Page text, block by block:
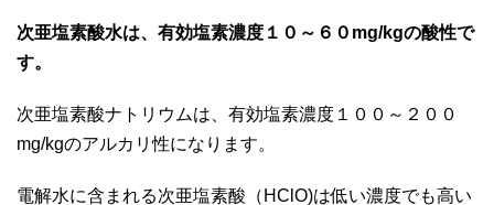
次亜塩素酸水は、有効塩素濃度１０～６０mg/kgの酸性で
す。
次亜塩素酸ナトリウムは、有効塩素濃度１００～２００
mg/kgのアルカリ性になります。
電解水に含まれる次亜塩素酸（HClO)は低い濃度でも高い